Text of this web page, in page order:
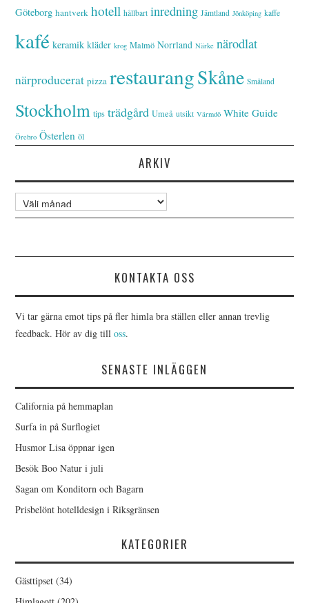
Göteborg hantverk hotell hållbart inredning Jämtland Jönköping kaffe
kafé keramik kläder krog Malmö Norrland Närke närodlat
närproducerat pizza restaurangSkåne Småland
Stockholm tips trädgård Umeå utsikt Värmdö White Guide
Örebro Österlen öl
ARKIV
Arkiv
KONTAKTA OSS
Vi tar gärna emot tips på fler himla bra ställen eller annan trevlig
feedback. Hör av dig tilloss.
SENASTE INLÄGGEN
California på hemmaplan
Surfa in på Surflogiet
Husmor Lisa öppnar igen
Besök Boo Natur i juli
Sagan om Konditorn och Bagarn
Prisbelönt hotelldesign i Riksgränsen
KATEGORIER
Gästtipset (34)